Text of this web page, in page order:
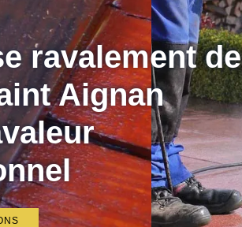
ravalement de
Aignan